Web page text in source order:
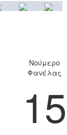
Νούμερο
Φανέλας
15